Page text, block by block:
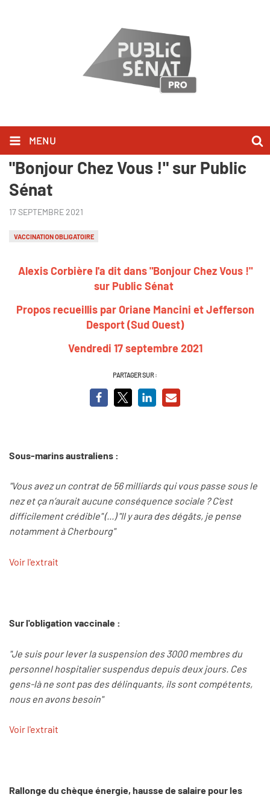
MENU
Alexis Corbière l'a dit dans
"Bonjour Chez Vous !" sur Public
Sénat
17 SEPTEMBRE 2021
VACCINATION OBLIGATOIRE
Alexis Corbière l'a dit dans "Bonjour Chez Vous !"
sur Public Sénat
Propos recueillis par Oriane Mancini et Jefferson
Desport (Sud Ouest)
Vendredi 17 septembre 2021
PARTAGER SUR :
Sous-marins australiens :
"Vous avez un contrat de 56 milliards qui vous passe sous le
nez et ça n’aurait aucune conséquence sociale ? C’est
difficilement crédible" (...) "Il y aura des dégâts, je pense
notamment à Cherbourg"
Voir l'extrait
Sur l'obligation vaccinale :
"Je suis pour lever la suspension des 3000 membres du
personnel hospitalier suspendus depuis deux jours. Ces
gens-là ne sont pas des délinquants, ils sont compétents,
nous en avons besoin"
Voir l'extrait
Rallonge du chèque énergie, hausse de salaire pour les